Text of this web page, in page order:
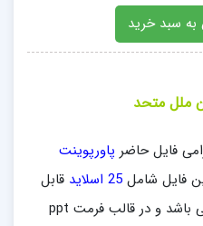
به سبد خرید
ملل متحد
فایل حاضر پاورپوینت
فایل شامل 25 اسلاید
قابل
ویرایش بسیار مفید و ارزنده می باشد و در قالب فرمت ppt